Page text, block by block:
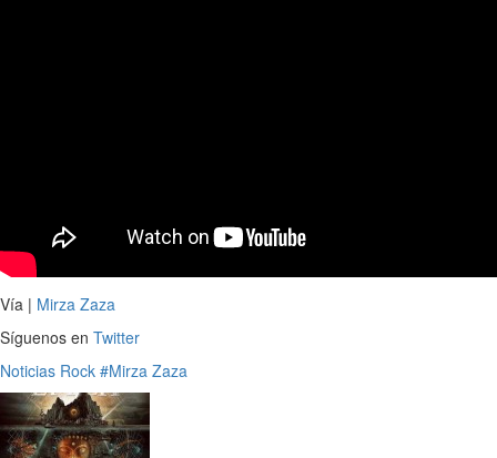
Vía | Mirza Zaza
Síguenos en Twitter
Noticias Rock #Mirza Zaza